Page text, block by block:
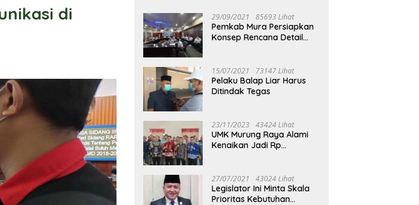
di
29/09/2021 85693 Lihat
Pemkab Mura Persiapkan
Konsep Rencana Detail
15/07/2021 73147 Lihat
Pelaku Balap Liar Harus
Ditindak Tegas
23/11/2023 43424 Lihat
UMK Murung Raya Alami
Kenaikan Jadi Rp
27/07/2021 43024 Lihat
Legislator Ini Minta Skala
Prioritas Kebutuhan